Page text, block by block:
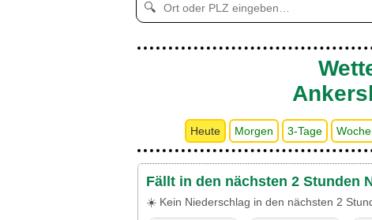
🔍
Heute Morgen 3-Tage
Fällt in den nächsten 2 Stunden
☀️ Kein Niederschlag in den nächsten 2